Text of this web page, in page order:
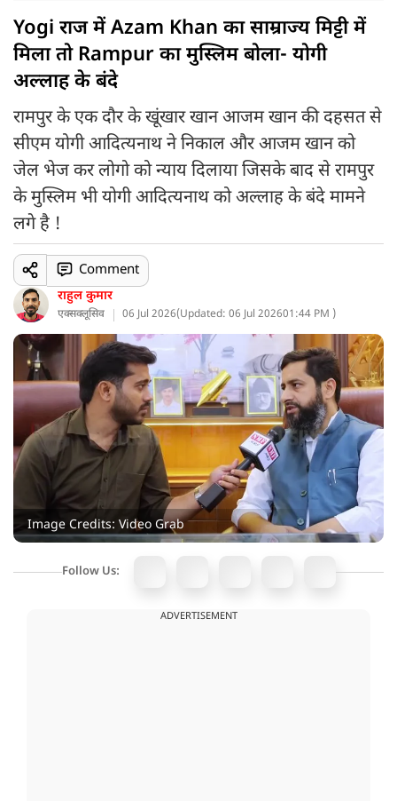
Yogi राज में Azam Khan का साम्राज्य मिट्टी में
मिला तो Rampur का मुस्लिम बोला- योगी
अल्लाह के बंदे
रामपुर के एक दौर के खूंखार खान आजम खान की दहसत से
सीएम योगी आदित्यनाथ ने निकाल और आजम खान को
जेल भेज कर लोगो को न्याय दिलाया जिसके बाद से रामपुर
के मुस्लिम भी योगी आदित्यनाथ को अल्लाह के बंदे मामने
लगे है !
राहुल कुमार
एक्सक्लूसिव 06 Jul 2026(Updated: 06 Jul 202601:44 PM )
Comment
Image Credits: Video Grab
Follow Us:
ADVERTISEMENT